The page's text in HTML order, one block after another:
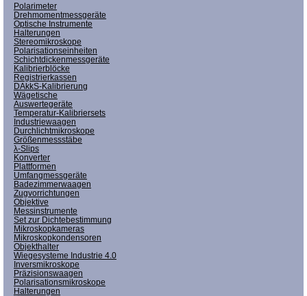
Polarimeter
Drehmomentmessgeräte
Optische Instrumente
Halterungen
Stereomikroskope
Polarisationseinheiten
Schichtdickenmessgeräte
Kalibrierblöcke
Registrierkassen
DAkkS-Kalibrierung
Wägetische
Auswertegeräte
Temperatur-Kalibriersets
Industriewaagen
Durchlichtmikroskope
Größenmessstäbe
λ-Slips
Konverter
Plattformen
Umfangmessgeräte
Badezimmerwaagen
Zugvorrichtungen
Objektive
Messinstrumente
Set zur Dichtebestimmung
Mikroskopkameras
Mikroskopkondensoren
Objekthalter
Wiegesysteme Industrie 4.0
Inversmikroskope
Präzisionswaagen
Polarisationsmikroskope
Halterungen